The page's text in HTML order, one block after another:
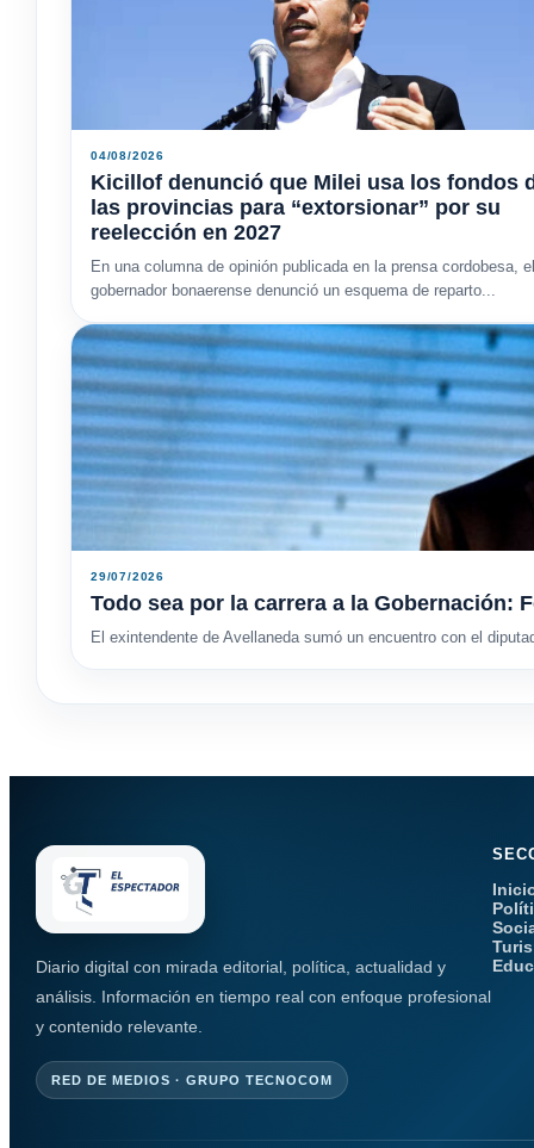
04/08/2026
Kicillof denunció que Milei usa los fondos
las provincias para “extorsionar” por su
reelección en 2027
En una columna de opinión publicada en la prensa cordobesa, el
gobernador bonaerense denunció un esquema de reparto...
29/07/2026
Todo sea por la carrera a la Gobernación:
El exintendente de Avellaneda sumó un encuentro con el
Diario digital con mirada editorial, política, actualidad y
análisis. Información en tiempo real con enfoque profesional
y contenido relevante.
RED DE MEDIOS · GRUPO TECNOCOM